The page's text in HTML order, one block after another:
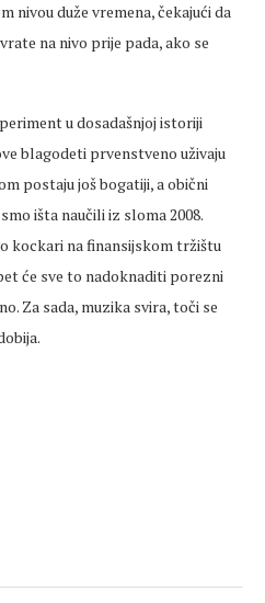
nivou duže vremena, čekajući da
na nivo prije pada, ako se
u dosadašnjoj istoriji
blagodeti prvenstveno uživaju
postaju još bogatiji, a obični
išta naučili iz sloma 2008.
kockari na finansijskom tržištu
će sve to nadoknaditi porezni
Za sada, muzika svira, toči se